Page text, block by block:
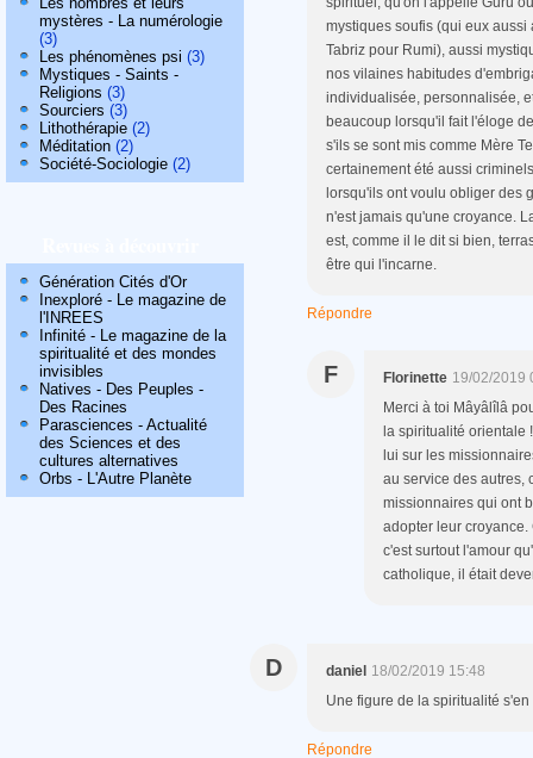
mystères - La numérologie
(3)
Les phénomènes psi (3)
Mystiques - Saints -
Religions (3)
Sourciers (3)
Lithothérapie (2)
Méditation (2)
Société-Sociologie (2)
Génération Cités d'Or
Inexploré - Le magazine de
l'INREES
Infinité - Le magazine de la
spiritualité et des mondes
invisibles
Natives - Des Peuples -
Des Racines
Parasciences - Actualité
des Sciences et des
cultures alternatives
Orbs - L'Autre Planète
mystiques soufis (qui eux
Tabriz pour Rumi), aussi
nos vilaines habitudes
individualisée, personnalisée,
beaucoup lorsqu'il fait l'éloge
s'ils se sont mis comme Mère
certainement été aussi
lorsqu'ils ont voulu obliger des
n'est jamais qu'une croyance.
est, comme il le dit si bien,
être qui l'incarne.
Répondre
F Florinette 19/02/2019
Merci à toi Mâyâlîlâ
la spiritualité orientale
lui sur les
au service des autres,
missionnaires qui ont
adopter leur
c'est surtout l'amour
catholique, il était
D daniel 18/02/2019 15:48
Une figure de la spiritualité
Répondre